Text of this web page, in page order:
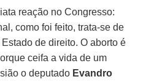
reação no Congresso:
como foi feito, trata-se de
de direito. O aborto é
ceifa a vida de um
o deputado Evandro